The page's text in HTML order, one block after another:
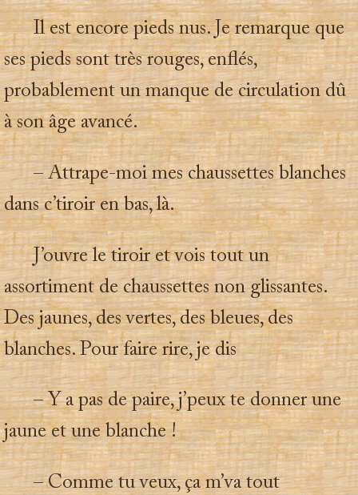
Il est encore pieds nus. Je remarque que
ses pieds sont très rouges, enflés,
probablement un manque de circulation dû
à son âge avancé.
– Attrape-moi mes chaussettes blanches
dans c’tiroir en bas, là.
J’ouvre le tiroir et vois tout un
assortiment de chaussettes non glissantes.
Des jaunes, des vertes, des bleues, des
blanches. Pour faire rire, je dis
– Y a pas de paire, j’peux te donner une
jaune et une blanche !
– Comme tu veux, ça m’va tout